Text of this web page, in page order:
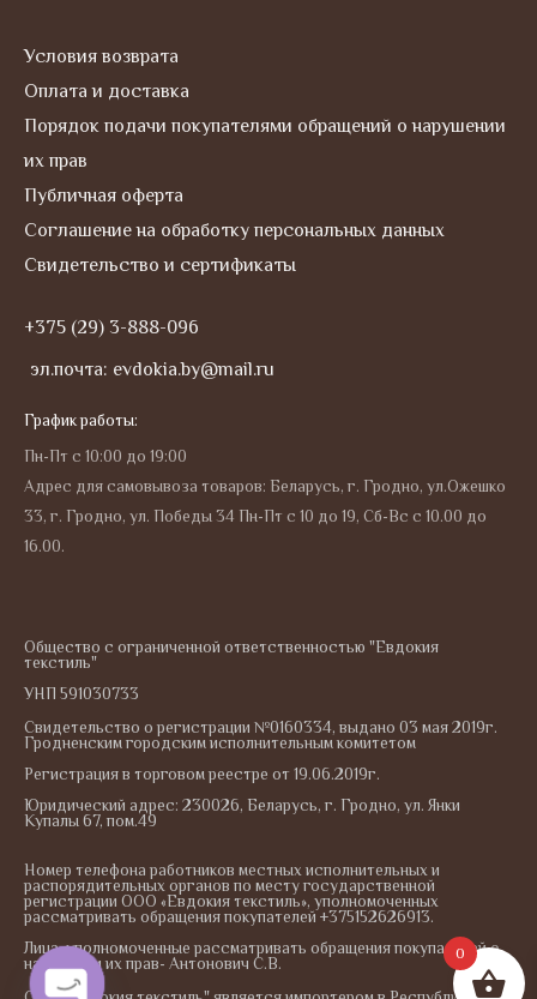
Условия возврата
Оплата и доставка
Порядок подачи покупателями обращений о нарушении
их прав
Публичная оферта
Соглашение на обработку персональных данных
Свидетельство и сертификаты
+375 (29) 3-888-096
эл.почта: evdokia.by@mail.ru
График работы:
Пн-Пт с 10:00 до 19:00
Адрес для самовывоза товаров: Беларусь, г. Гродно, ул.Ожешко
33, г. Гродно, ул. Победы 34 Пн-Пт с 10 до 19, Сб-Вс с 10.00 до
16.00.
Общество с ограниченной ответственностью "Евдокия
текстиль"
УНП 591030733
Свидетельство о регистрации №0160334, выдано 03 мая 2019г.
Гродненским городским исполнительным комитетом
Регистрация в торговом реестре от 19.06.2019г.
Юридический адрес: 230026, Беларусь, г. Гродно, ул. Янки
Купалы 67, пом.49
Номер телефона работников местных исполнительных и
распорядительных органов по месту государственной
регистрации ООО «Евдокия текстиль», уполномоченных
рассматривать обращения покупателей +375152626913.
Лица, уполномоченные рассматривать обращения покупателей о
нарушении их прав- Антонович С.В.
0